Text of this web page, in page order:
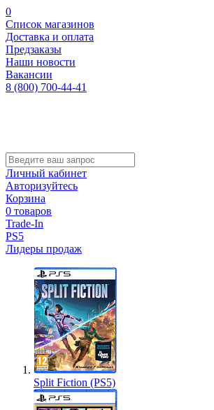
0
Список магазинов
Доставка и оплата
Предзаказы
Наши новости
Вакансии
8 (800) 700-44-41
Личный кабинет
Авторизуйтесь
Корзина
0 товаров
Trade-In
PS5
Лидеры продаж
Split Fiction (PS5)